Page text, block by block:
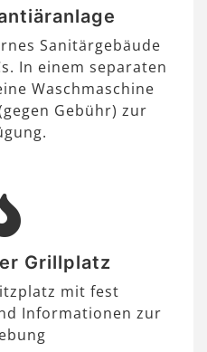
Sanitärgebäude
In einem separaten
Waschmaschine
Gebühr) zur
Grillplatz
mit fest
Informationen zur